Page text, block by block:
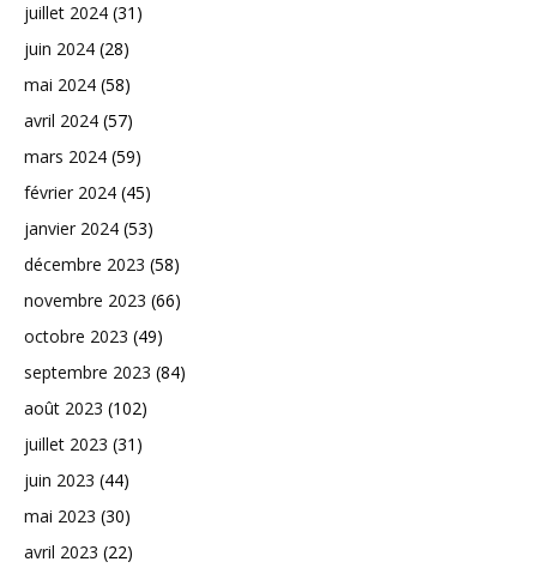
juillet 2024 (31)
juin 2024 (28)
mai 2024 (58)
avril 2024 (57)
mars 2024 (59)
février 2024 (45)
janvier 2024 (53)
décembre 2023 (58)
novembre 2023 (66)
octobre 2023 (49)
septembre 2023 (84)
août 2023 (102)
juillet 2023 (31)
juin 2023 (44)
mai 2023 (30)
avril 2023 (22)